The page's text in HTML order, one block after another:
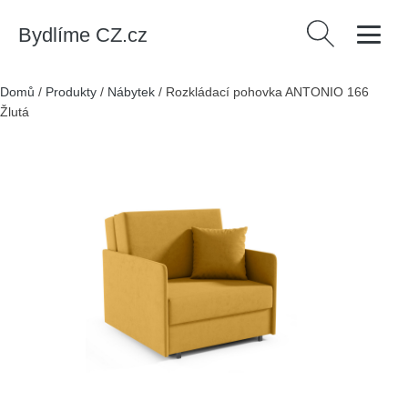
Bydlíme CZ.cz Vyhledávání
Domů / Produkty / Nábytek / Rozkládací pohovka ANTONIO 166
Žlutá